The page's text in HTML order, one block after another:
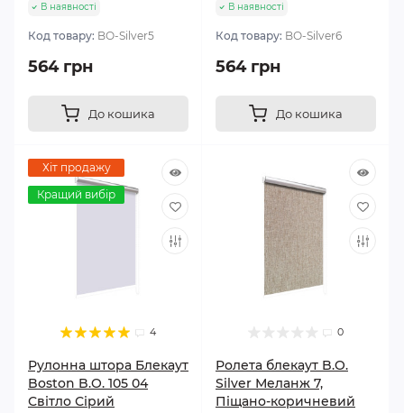
В наявності
Код товару: BО-Silver5
564 грн
До кошика
В наявності
Код товару: BО-Silver6
564 грн
До кошика
Хіт продажу
Кращий вибір
4
Рулонна штора Блекаут
Boston B.O. 105 04
Світло Сірий
0
Ролета блекаут B.O.
Silver Меланж 7,
Піщано-коричневий